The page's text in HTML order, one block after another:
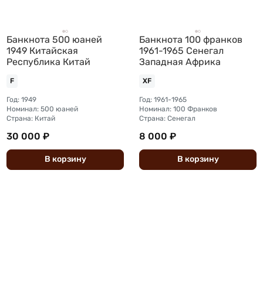
Банкнота 500 юаней
1949 Китайская
Республика Китай
F
Год: 1949
Номинал: 500 юаней
Страна: Китай
30 000 ₽
В корзину
Банкнота 100 франков
1961-1965 Сенегал
Западная Африка
XF
Год: 1961-1965
Номинал: 100 Франков
Страна: Сенегал
8 000 ₽
В корзину